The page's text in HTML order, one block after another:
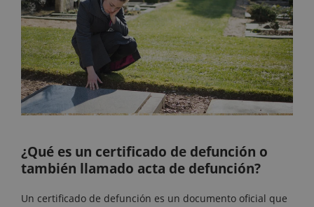
¿Qué es un certificado de defunción o
también llamado acta de defunción?
Un certificado de defunción es un documento oficial que